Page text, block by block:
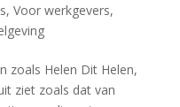
, Voor werkgevers,
zoals Helen Dit Helen,
ziet zoals dat van